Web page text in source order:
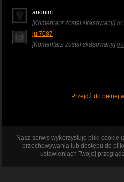
anonim
[Komentarz został skasowany]
jul7087
[Komentarz został skasowany]
Przejdź do pełnej
Nasz serwis wykorzystuje pliki cookie
przechowywania lub dostępu do
ustawieniach Twojej